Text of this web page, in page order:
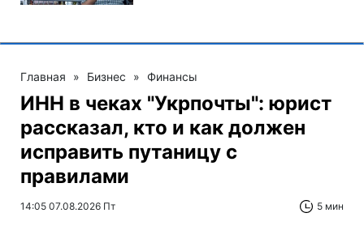
Главная » Бизнес » Финансы
ИНН в чеках "Укрпочты": юрист
рассказал, кто и как должен
исправить путаницу с
правилами
14:05 07.08.2026 Пт 5 мин